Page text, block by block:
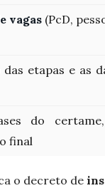
vagas (PcD,
das etapas e as
do
final
o decreto de